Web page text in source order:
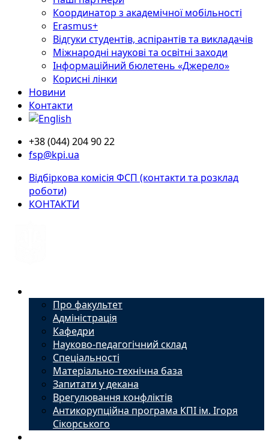
Координатор з академічної мобільності
Erasmus+
Відгуки студентів, аспірантів та викладачів
Міжнародні наукові та освітні заходи
Інформаційний бюлетень «Джерело»
Корисні лінки
Новини
Контакти
+38 (044) 204 90 22
fsp@kpi.ua
Відбіркова комісія ФСП (контакти та розклад
роботи)
КОНТАКТИ
Про факультет
Адміністрація
Кафедри
Науково-педагогічний склад
Спеціальності
Матеріально-технічна база
Запитати у декана
Врегулювання конфліктів
Антикорупційна програма КПІ ім. Ігоря
Сікорського